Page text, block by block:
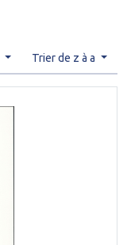
Trier de z à a